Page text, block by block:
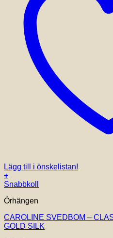
Lägg till i önskelistan!
+
Snabbkoll
Örhängen
CAROLINE SVEDBOM –
GOLD SILK